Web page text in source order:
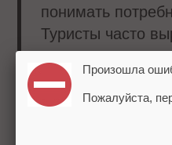
понимать
Туристы часто
предпочтения
звонка. Анализ
Произошла
Пожалуйста,